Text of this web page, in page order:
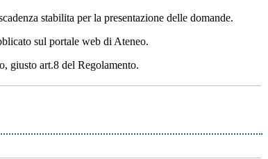
stabilita per la presentazione delle domande.
sul portale web di Ateneo.
giusto art.8 del Regolamento.